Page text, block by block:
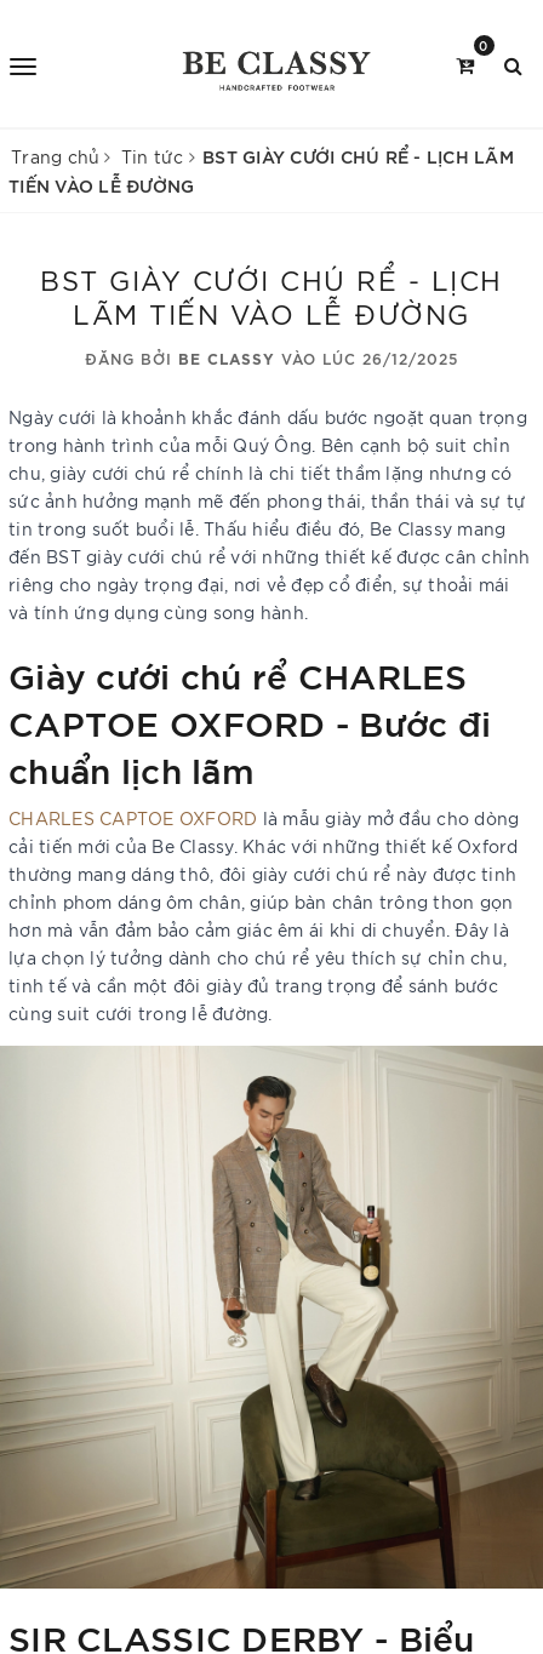
0
Trang chủ Tin tức
BST GIÀY CƯỚI CHÚ RỂ - LỊCH LÃM
TIẾN VÀO LỄ ĐƯỜNG
BST GIÀY CƯỚI CHÚ RỂ - LỊCH
LÃM TIẾN VÀO LỄ ĐƯỜNG
ĐĂNG BỞI BE CLASSY VÀO LÚC 26/12/2025
Ngày cưới là khoảnh khắc đánh dấu bước ngoặt quan trọng
trong hành trình của mỗi Quý Ông. Bên cạnh bộ suit chỉn
chu, giày cưới chú rể chính là chi tiết thầm lặng nhưng có
sức ảnh hưởng mạnh mẽ đến phong thái, thần thái và sự tự
tin trong suốt buổi lễ. Thấu hiểu điều đó, Be Classy mang
đến BST giày cưới chú rể với những thiết kế được cân chỉnh
riêng cho ngày trọng đại, nơi vẻ đẹp cổ điển, sự thoải mái
và tính ứng dụng cùng song hành.
Giày cưới chú rể CHARLES
CAPTOE OXFORD - Bước đi
chuẩn lịch lãm
CHARLES CAPTOE OXFORD là mẫu giày mở đầu cho dòng
cải tiến mới của Be Classy. Khác với những thiết kế Oxford
thường mang dáng thô, đôi giày cưới chú rể này được tinh
chỉnh phom dáng ôm chân, giúp bàn chân trông thon gọn
hơn mà vẫn đảm bảo cảm giác êm ái khi di chuyển. Đây là
lựa chọn lý tưởng dành cho chú rể yêu thích sự chỉn chu,
tinh tế và cần một đôi giày đủ trang trọng để sánh bước
cùng suit cưới trong lễ đường.
SIR CLASSIC DERBY - Biểu